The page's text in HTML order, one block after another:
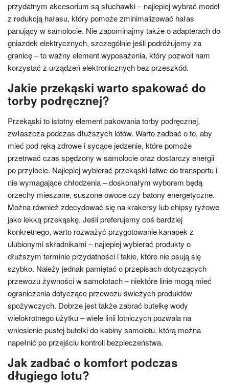
przydatnym akcesorium są słuchawki – najlepiej wybrać model
z redukcją hałasu, który pomoże zminimalizować hałas
panujący w samolocie. Nie zapominajmy także o adapterach do
gniazdek elektrycznych, szczególnie jeśli podróżujemy za
granicę – to ważny element wyposażenia, który pozwoli nam
korzystać z urządzeń elektronicznych bez przeszkód.
Jakie przekąski warto spakować do
torby podręcznej?
Przekąski to istotny element pakowania torby podręcznej,
zwłaszcza podczas dłuższych lotów. Warto zadbać o to, aby
mieć pod ręką zdrowe i sycące jedzenie, które pomoże
przetrwać czas spędzony w samolocie oraz dostarczy energii
po przylocie. Najlepiej wybierać przekąski łatwe do transportu i
nie wymagające chłodzenia – doskonałym wyborem będą
orzechy mieszane, suszone owoce czy batony energetyczne.
Można również zdecydować się na krakersy lub chipsy ryżowe
jako lekką przekąskę. Jeśli preferujemy coś bardziej
konkretnego, warto rozważyć przygotowanie kanapek z
ulubionymi składnikami – najlepiej wybierać produkty o
dłuższym terminie przydatności i takie, które nie psują się
szybko. Należy jednak pamiętać o przepisach dotyczących
przewozu żywności w samolotach – niektóre linie mogą mieć
ograniczenia dotyczące przewozu świeżych produktów
spożywczych. Dobrze jest także zabrać butelkę wody
wielokrotnego użytku – wiele linii lotniczych pozwala na
wniesienie pustej butelki do kabiny samolotu, którą można
napełnić po przejściu kontroli bezpieczeństwa.
Jak zadbać o komfort podczas
długiego lotu?